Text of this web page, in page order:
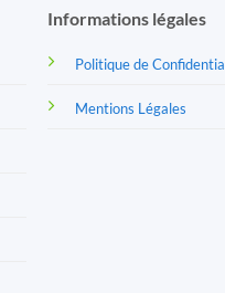
Informations légales
Politique de
Mentions Légales